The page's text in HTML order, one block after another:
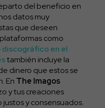
del beneficio en
datos muy
que deseen
como
en el
también incluye la
dinero que estos se
En The Imagos
y tus creaciones
y consensuados.